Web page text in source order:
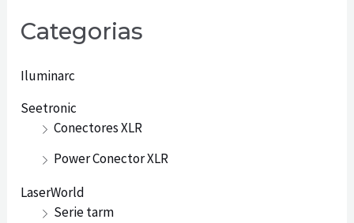
Categorias
Iluminarc
Seetronic
Conectores XLR
Power Conector XLR
LaserWorld
Serie tarm